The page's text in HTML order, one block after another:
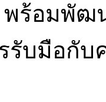
พร้อมพัฒ
รับมือกับ